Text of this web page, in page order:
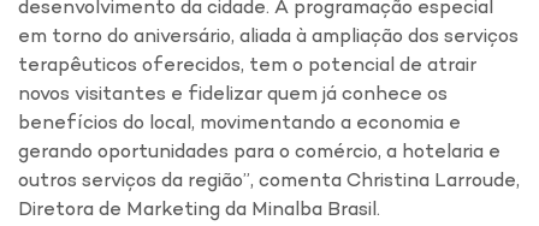
desenvolvimento da cidade. A programação especial
em torno do aniversário, aliada à ampliação dos serviços
terapêuticos oferecidos, tem o potencial de atrair
novos visitantes e fidelizar quem já conhece os
benefícios do local, movimentando a economia e
gerando oportunidades para o comércio, a hotelaria e
outros serviços da região”, comenta Christina Larroude,
Diretora de Marketing da Minalba Brasil.